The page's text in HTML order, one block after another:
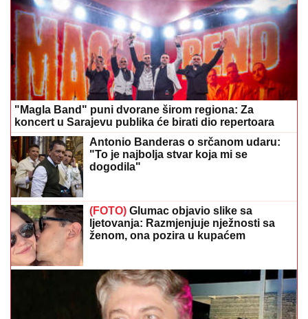
"Magla Band" puni dvorane širom regiona: Za
koncert u Sarajevu publika će birati dio repertoara
Antonio Banderas o srčanom udaru:
"To je najbolja stvar koja mi se
dogodila"
(FOTO) Glumac objavio slike sa
ljetovanja: Razmjenjuje nježnosti sa
ženom, ona pozira u kupaćem